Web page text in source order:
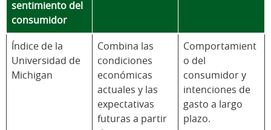
sentimiento del
consumidor
Índice de la
Universidad de
Michigan
Combina las
condiciones
económicas
actuales y las
expectativas
futuras a partir
Comportamient
o del
consumidor y
intenciones de
gasto a largo
plazo.